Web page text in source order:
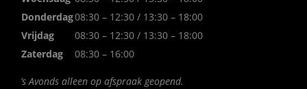
Donderdag08:30 – 12:30 / 13:30 – 18:00
Vrijdag
08:30 – 12:30 / 13:30 – 18:00
Zaterdag
08:30 – 16:00
’s Avonds alleen op afspraak geopend.